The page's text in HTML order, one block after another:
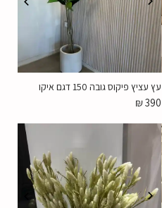
עץ עציץ פיקוס גובה 150 דגם איקו
₪390